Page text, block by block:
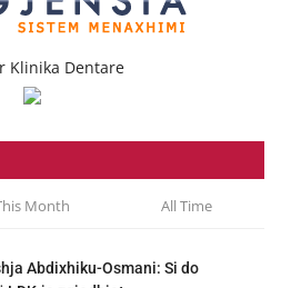
Klinika Dentare
Month All Time
Abdixhiku-Osmani: Si do